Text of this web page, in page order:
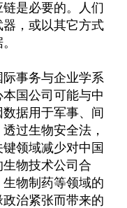
是必要的。人们
，或以其它方式
事务与企业学系
国公司可能与中
据用于军事、间
过生物安全法，
领域减少对中国
物技术公司合
物制药等领域的
治紧张而带来的